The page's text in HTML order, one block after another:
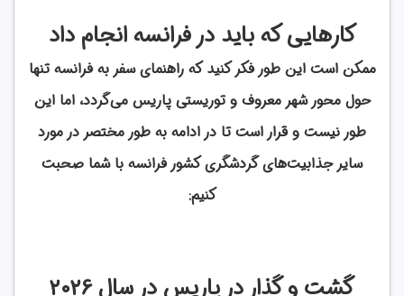
کارهایی که باید در فرانسه انجام داد
ممکن است این طور فکر کنید که راهنمای سفر به فرانسه تنها
حول محور شهر معروف و توریستی پاریس می‌گردد، اما این
طور نیست و قرار است تا در ادامه به طور مختصر در مورد
سایر جذابیت‌های گردشگری کشور فرانسه با شما صحبت
کنیم:
گشت و گذار در پاریس در سال 2026